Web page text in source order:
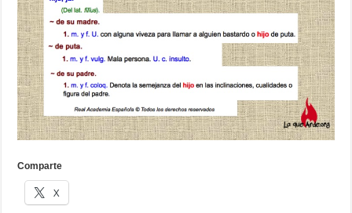
Comparte
X